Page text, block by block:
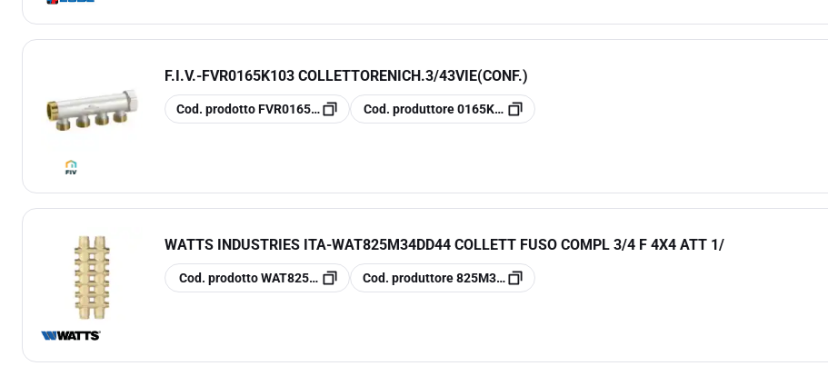
F.I.V.-FVR0165K103 COLLETTORENICH.3/43VIE(CONF.)
copia
Cod. prodottoFVR0165K103 copia
Cod. produttore0165K103
WATTS INDUSTRIES ITA-WAT825M34DD44 COLLETT FUSO COMPL 3/4 F 4X4 ATT 1/
copiaCod. prodotto WAT825M34DD44copia
Cod. produttore 825M34DD44